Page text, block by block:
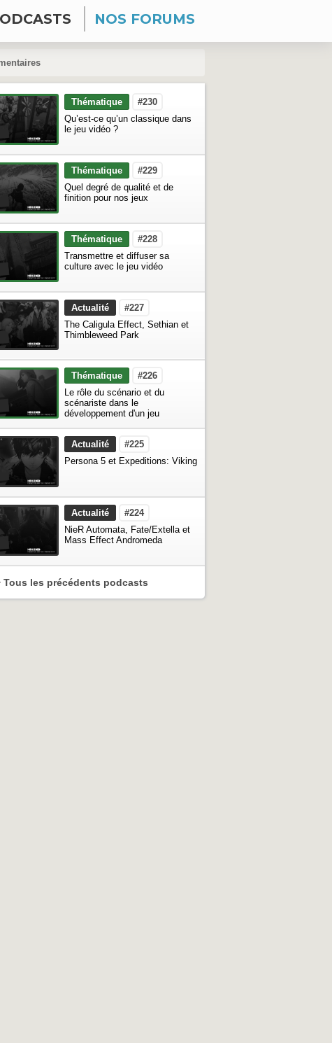
NOS FORUMS
Thématique
#230
Qu’est-ce qu’un classique dans
le jeu vidéo ?
Thématique
#229
Quel degré de qualité et de
finition pour nos jeux
Thématique
#228
Transmettre et diffuser sa
culture avec le jeu vidéo
Actualité
#227
The Caligula Effect, Sethian et
Thimbleweed Park
Thématique
#226
Le rôle du scénario et du
scénariste dans le
développement d'un jeu
Actualité
#225
Persona 5 et Expeditions: Viking
Actualité
#224
NieR Automata, Fate/Extella et
Mass Effect Andromeda
Tous les précédents podcasts